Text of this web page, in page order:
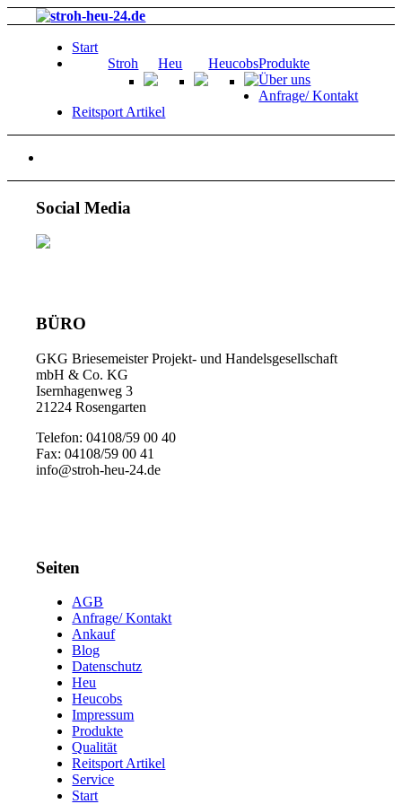
Start
Produkte
Stroh Heu
Heucobs
Über uns
Anfrage/ Kontakt
Reitsport Artikel
Social Media
BÜRO
GKG Briesemeister Projekt- und Handelsgesellschaft
mbH & Co. KG
Isernhagenweg 3
21224 Rosengarten
Telefon: 04108/59 00 40
Fax: 04108/59 00 41
info@stroh-heu-24.de
Seiten
AGB
Anfrage/ Kontakt
Ankauf
Blog
Datenschutz
Heu
Heucobs
Impressum
Produkte
Qualität
Reitsport Artikel
Service
Start